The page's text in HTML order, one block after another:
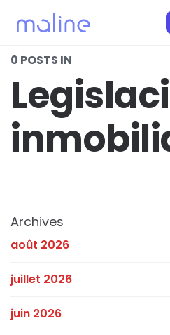
0 POSTS IN
Archives
août 2026
juillet 2026
juin 2026